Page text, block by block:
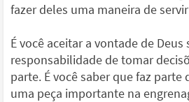
fazer deles uma maneira de
É você aceitar a vontade de
responsabilidade de tomar
parte. É você saber que faz parte
uma peça importante na